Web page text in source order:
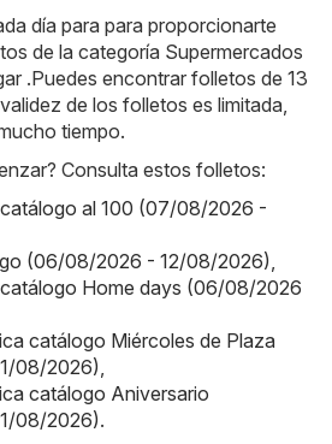
día para para proporcionarte
de la categoría Supermercados
.Puedes encontrar folletos de 13
de los folletos es limitada,
tiempo.
Consulta estos folletos:
al 100 (07/08/2026 -
(06/08/2026 - 12/08/2026)
Home days (06/08/2026
catálogo Miércoles de Plaza
08/2026)
catálogo Aniversario
08/2026).